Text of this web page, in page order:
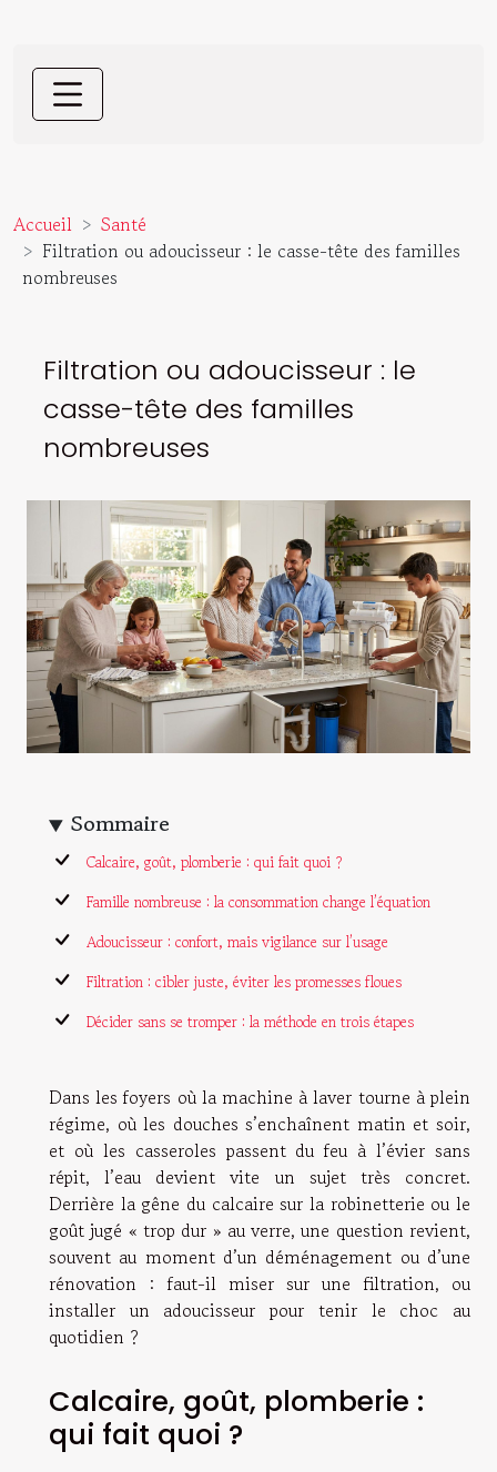
Accueil
Santé
Filtration ou adoucisseur : le casse-tête des familles
nombreuses
Filtration ou adoucisseur : le
casse-tête des familles
nombreuses
Sommaire
Calcaire, goût, plomberie : qui fait quoi ?
Famille nombreuse : la consommation change l’équation
Adoucisseur : confort, mais vigilance sur l’usage
Filtration : cibler juste, éviter les promesses floues
Décider sans se tromper : la méthode en trois étapes
Dans les foyers où la machine à laver tourne à plein
régime, où les douches s’enchaînent matin et soir,
et où les casseroles passent du feu à l’évier sans
répit, l’eau devient vite un sujet très concret.
Derrière la gêne du calcaire sur la robinetterie ou le
goût jugé « trop dur » au verre, une question revient,
souvent au moment d’un déménagement ou d’une
rénovation : faut-il miser sur une filtration, ou
installer un adoucisseur pour tenir le choc au
quotidien ?
Calcaire, goût, plomberie :
qui fait quoi ?